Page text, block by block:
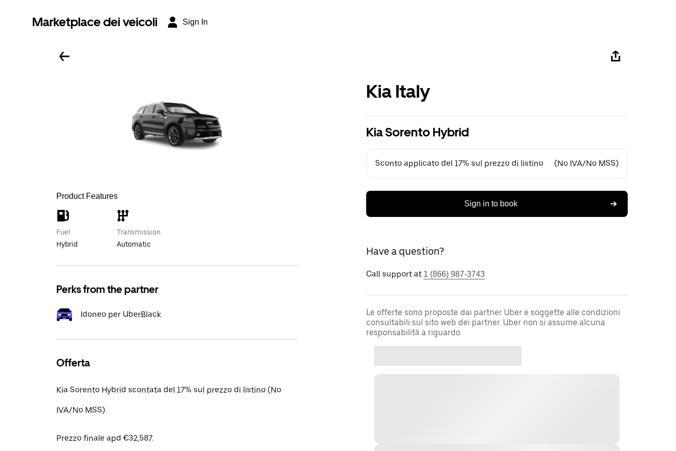
Marketplace dei veicoli Sign In
Product Features
Fuel
Hybrid
Transmission
Automatic
Perks from the partner
Idoneo per UberBlack
Offerta
Kia Sorento Hybrid scontata del 17% sul prezzo di listino (No
IVA/No MSS).
Prezzo finale apd €32,587.
Kia Italy
Kia Sorento Hybrid
Sconto applicato del 17% sul prezzo di listino (No IVA/No MSS)
Sign in to book
Have a question?
Call support at 1 (866) 987-3743
Le offerte sono proposte dai partner Uber e soggette alle condizioni
consultabili sul sito web dei partner. Uber non si assume alcuna
responsabilità a riguardo.